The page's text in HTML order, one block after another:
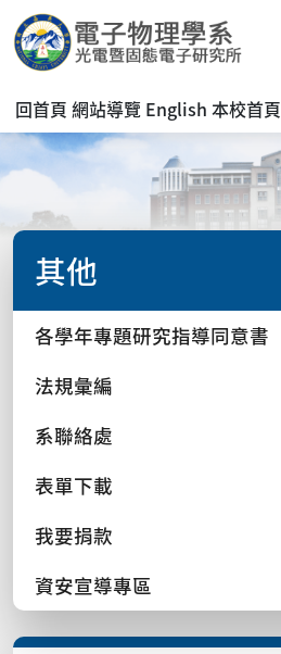
回首頁 網站導覽 English 本校首頁
其他
各學年專題研究指導同意書
法規彙編
系聯絡處
表單下載
我要捐款
資安宣導專區